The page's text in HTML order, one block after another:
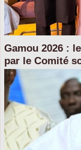
Gamou 2026 :
par le Comité